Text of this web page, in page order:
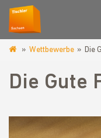
meissen.de
Wettbewerbe Die
Die Gute